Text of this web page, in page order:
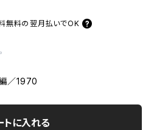
無料の 翌月払いでOK
／1970
トに入れる